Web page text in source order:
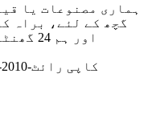
ہماری مصنوعات یا
گچھ کے لئے، براہ
اور ہم 24 گھنٹوں کے اندر رابطے میں ہوں گے۔
© کاپی رائٹ-2010-2022: جملہ حقوق محفوظ ہیں۔